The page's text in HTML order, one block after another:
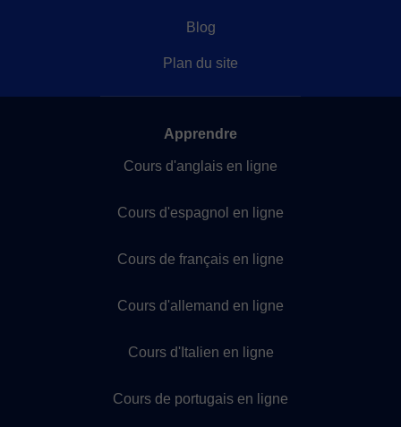
Blog
Plan du site
Apprendre
Cours d'anglais en ligne
Cours d'espagnol en ligne
Cours de français en ligne
Cours d'allemand en ligne
Cours d'Italien en ligne
Cours de portugais en ligne